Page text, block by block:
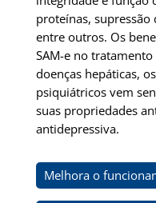
proteínas,
entre outros. Os
SAM-e no tratamento
doenças hepáticas,
psiquiátricos vem
suas propriedades
antidepressiva.
Melhora o